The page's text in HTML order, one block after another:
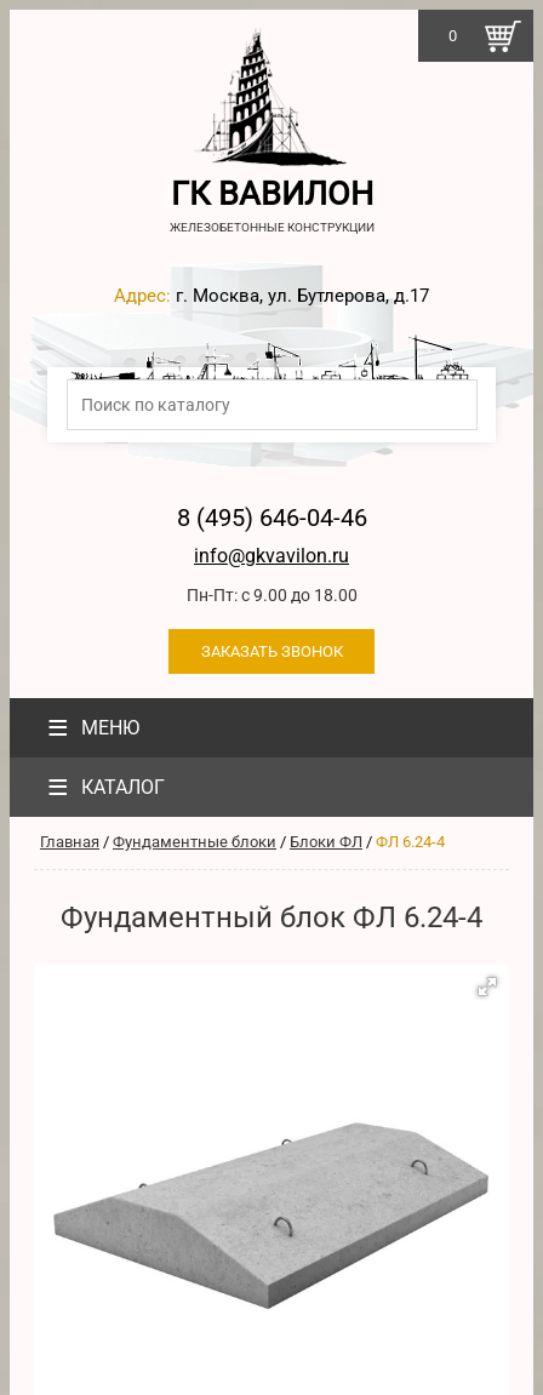
ГК ВАВИЛОН
ЖЕЛЕЗОБЕТОННЫЕ КОНСТРУКЦИИ
Адрес: г. Москва, ул. Бутлерова, д.17
8 (495) 646-04-46
info@gkvavilon.ru
Пн-Пт: с 9.00 до 18.00
ЗАКАЗАТЬ ЗВОНОК
≡ МЕНЮ
0
≡ КАТАЛОГ
Главная / Фундаментные блоки / Блоки ФЛ / ФЛ 6.24-4
Фундаментный блок ФЛ 6.24-4